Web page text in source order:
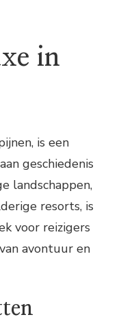
in
is een
geschiedenis
landschappen,
resorts, is
voor reizigers
avontuur en